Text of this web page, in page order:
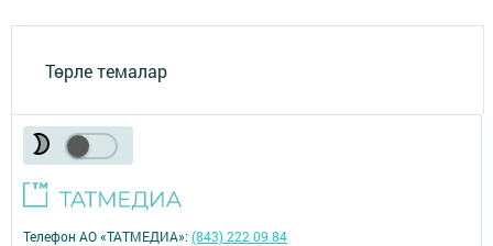
Төрле темалар
Телефон АО «ТАТМЕДИА»:(843) 222 09 84